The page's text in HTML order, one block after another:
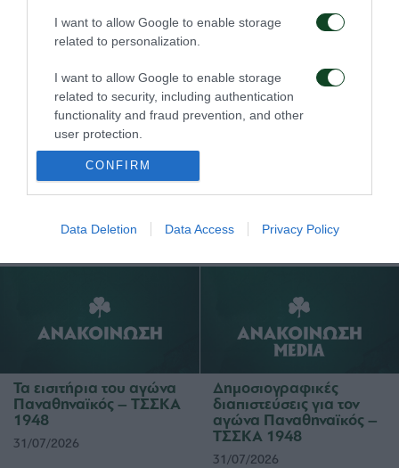
I want to allow Google to enable storage
related to personalization.
I want to allow Google to enable storage
related to security, including authentication
functionality and fraud prevention, and other
user protection.
CONFIRM
Data Deletion Data Access Privacy Policy
Τα εισιτήρια για τον
αγώνα ΤΣΣΚΑ 1948 –
Παναθηναϊκός Παναθηναϊκός – ΤΣΣΚΑ
02/08/2026
Τα εισιτήρια του αγώνα
Παναθηναϊκός – ΤΣΣΚΑ
1948
31/07/2026
Δημοσιογραφικές
διαπιστεύσεις για τον
αγώνα Παναθηναϊκός –
ΤΣΣΚΑ 1948
31/07/2026